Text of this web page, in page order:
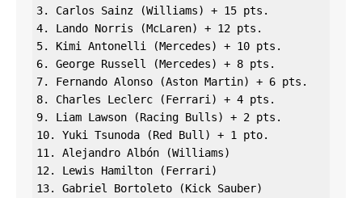
3. Carlos Sainz (Williams) + 15 pts.
4. Lando Norris (McLaren) + 12 pts.
5. Kimi Antonelli (Mercedes) + 10 pts.
6. George Russell (Mercedes) + 8 pts.
7. Fernando Alonso (Aston Martin) + 6 pts.
8. Charles Leclerc (Ferrari) + 4 pts.
9. Liam Lawson (Racing Bulls) + 2 pts.
10. Yuki Tsunoda (Red Bull) + 1 pto.
11. Alejandro Albón (Williams)
12. Lewis Hamilton (Ferrari)
13. Gabriel Bortoleto (Kick Sauber)